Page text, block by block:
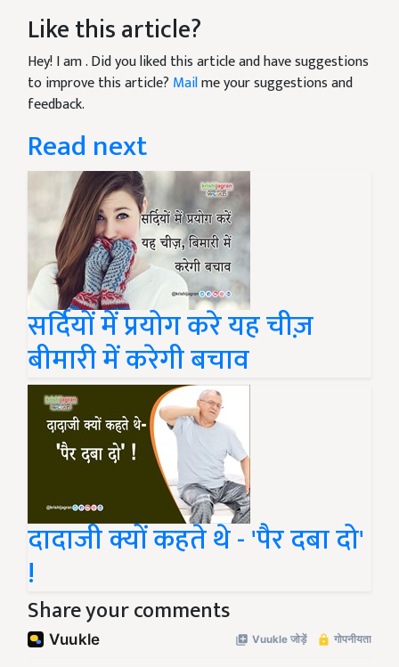
Like this article?
Hey! I am. Did you liked this article and have suggestions
to improve this article? Mailme your suggestions and
feedback.
Read next
सर्दियों में प्रयोग करे यह चीज़
बीमारी में करेगी बचाव
दादाजी क्यों कहते थे - 'पैर दबा दो'
!
Share your comments